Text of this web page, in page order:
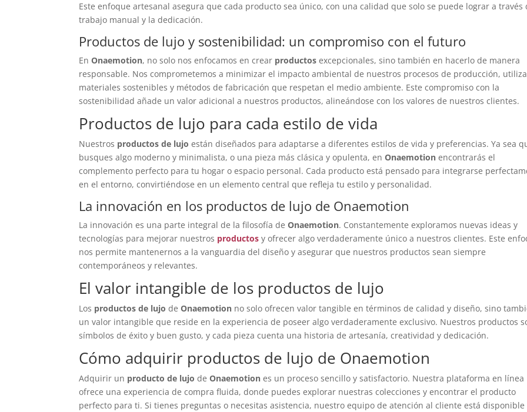
Este enfoque artesanal asegura que cada producto sea único, con una calidad que solo se puede lograr a través
trabajo manual y la dedicación.
Productos de lujo y sostenibilidad: un compromiso con el futuro
EnOnaemotion, no solo nos enfocamos en crear productos excepcionales, sino también en hacerlo de manera
responsable. Nos comprometemos a minimizar el impacto ambiental de nuestros procesos de producción,
materiales sostenibles y métodos de fabricación que respetan el medio ambiente. Este compromiso con la
sostenibilidad añade un valor adicional a nuestros productos, alineándose con los valores de nuestros clientes.
Productos de lujo para cada estilo de vida
Nuestros productos de lujo están diseñados para adaptarse a diferentes estilos de vida y preferencias. Ya sea
busques algo moderno y minimalista, o una pieza más clásica y opulenta, enOnaemotion encontrarás el
complemento perfecto para tu hogar o espacio personal. Cada producto está pensado para integrarse
en el entorno, convirtiéndose en un elemento central que refleja tu estilo y personalidad.
La innovación en los productos de lujo de Onaemotion
La innovación es una parte integral de la filosofía deOnaemotion. Constantemente exploramos nuevas ideas y
tecnologías para mejorar nuestros productos y ofrecer algo verdaderamente único a nuestros clientes. Este
nos permite mantenernos a la vanguardia del diseño y asegurar que nuestros productos sean siempre
contemporáneos y relevantes.
El valor intangible de los productos de lujo
Los productos de lujo deOnaemotion no solo ofrecen valor tangible en términos de calidad y diseño, sino
un valor intangible que reside en la experiencia de poseer algo verdaderamente exclusivo. Nuestros productos
símbolos de éxito y buen gusto, y cada pieza cuenta una historia de artesanía, creatividad y dedicación.
Cómo adquirir productos de lujo de Onaemotion
Adquirir un producto de lujo deOnaemotion es un proceso sencillo y satisfactorio. Nuestra plataforma en línea
ofrece una experiencia de compra fluida, donde puedes explorar nuestras colecciones y encontrar el producto
perfecto para ti. Si tienes preguntas o necesitas asistencia, nuestro equipo de atención al cliente está disponible